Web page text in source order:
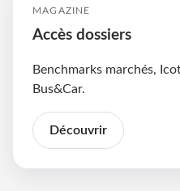
MAGAZINE
Accès dossiers
Benchmarks marchés,
Bus&Car.
Découvrir